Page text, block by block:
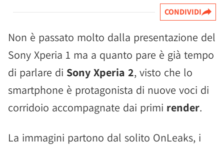
CONDIVIDI
Non è passato molto dalla presentazione del
Sony Xperia 1 ma a quanto pare è già tempo
di parlare di Sony Xperia 2, visto che lo
smartphone è protagonista di nuove voci di
corridoio accompagnate dai primi render.
La immagini partono dal solito OnLeaks, i